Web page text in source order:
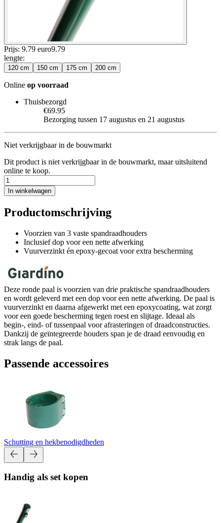
Prijs: 9.79 euro9.79
lengte:
120 cm 150 cm 175 cm 200 cm
Online op voorraad
Thuisbezorgd
€69.95
Bezorging tussen 17 augustus en 21 augustus
Niet verkrijgbaar in de bouwmarkt
Dit product is niet verkrijgbaar in de bouwmarkt, maar uitsluitend
online te koop.
In winkelwagen
Productomschrijving
Voorzien van 3 vaste spandraadhouders
Inclusief dop voor een nette afwerking
Vuurverzinkt én epoxy-gecoat voor extra bescherming
Deze ronde paal is voorzien van drie praktische spandraadhouders
en wordt geleverd met een dop voor een nette afwerking. De paal is
vuurverzinkt en daarna afgewerkt met een epoxycoating, wat zorgt
voor een goede bescherming tegen roest en slijtage. Ideaal als
begin-, eind- of tussenpaal voor afrasteringen of draadconstructies.
Dankzij de geïntegreerde houders span je de draad eenvoudig en
strak langs de paal.
Passende accessoires
Schutting en hekbenodigdheden
Handig als set kopen